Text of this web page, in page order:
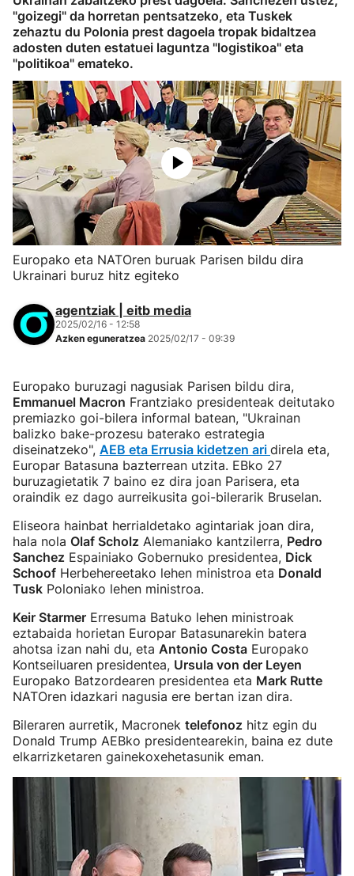
"goizegi" da horretan pentsatzeko, eta Tuskek
zehaztu du Polonia prest dagoela tropak bidaltzea
adosten duten estatuei laguntza "logistikoa" eta
"politikoa" emateko.
Europako eta NATOren buruak Parisen bildu dira
Ukrainari buruz hitz egiteko
agentziak | eitb media
2025/02/16 - 12:58
Azken eguneratzea 2025/02/17 - 09:39
Europako buruzagi nagusiak Parisen bildu dira,
Emmanuel Macron Frantziako presidenteak deitutako
premiazko goi-bilera informal batean, "Ukrainan
balizko bake-prozesu baterako estrategia
diseinatzeko", AEB eta Errusia kidetzen ari direla eta,
Europar Batasuna bazterrean utzita. EBko 27
buruzagietatik 7 baino ez dira joan Parisera, eta
oraindik ez dago aurreikusita goi-bilerarik Bruselan.
Eliseora hainbat herrialdetako agintariak joan dira,
hala nola Olaf Scholz Alemaniako kantzilerra, Pedro
Sanchez Espainiako Gobernuko presidentea, Dick
Schoof Herbehereetako lehen ministroa eta Donald
Tusk Poloniako lehen ministroa.
Keir Starmer Erresuma Batuko lehen ministroak
eztabaida horietan Europar Batasunarekin batera
ahotsa izan nahi du, eta Antonio Costa Europako
Kontseiluaren presidentea, Ursula von der Leyen
Europako Batzordearen presidentea eta Mark Rutte
NATOren idazkari nagusia ere bertan izan dira.
Bileraren aurretik, Macronek telefonoz hitz egin du
Donald Trump AEBko presidentearekin, baina ez dute
elkarrizketaren gainekoxehetasunik eman.